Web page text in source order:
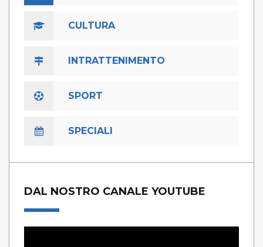
CULTURA
INTRATTENIMENTO
SPORT
SPECIALI
DAL NOSTRO CANALE YOUTUBE